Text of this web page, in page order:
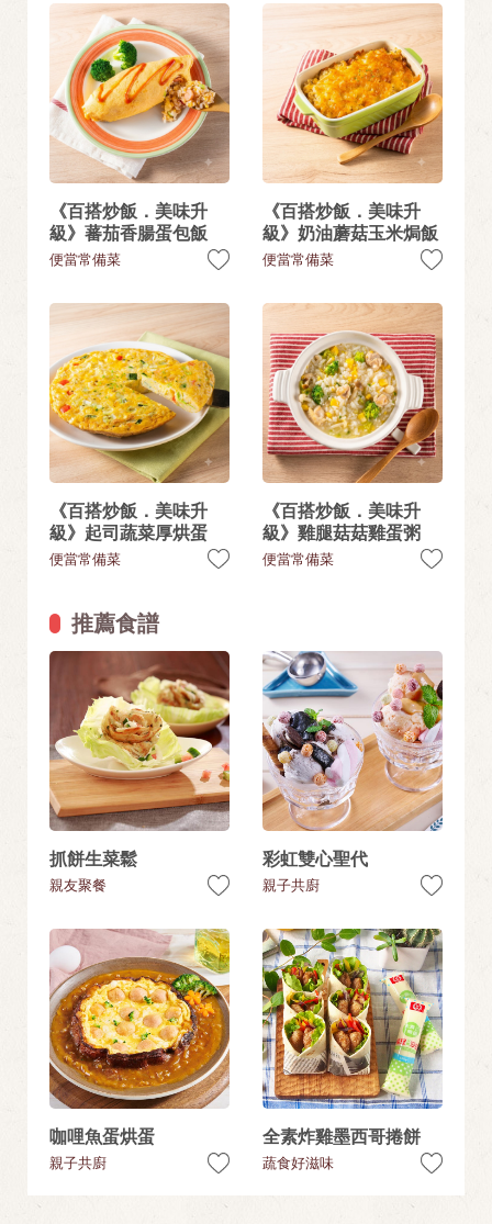
《百搭炒飯．美味升
級》蕃茄香腸蛋包飯
便當常備菜
《百搭炒飯．美味升
級》奶油蘑菇玉米焗飯
便當常備菜
《百搭炒飯．美味升
級》起司蔬菜厚烘蛋
便當常備菜
《百搭炒飯．美味升
級》雞腿菇菇雞蛋粥
便當常備菜
推薦食譜
抓餅生菜鬆
親友聚餐
彩虹雙心聖代
親子共廚
咖哩魚蛋烘蛋
親子共廚
全素炸雞墨西哥捲餅
蔬食好滋味